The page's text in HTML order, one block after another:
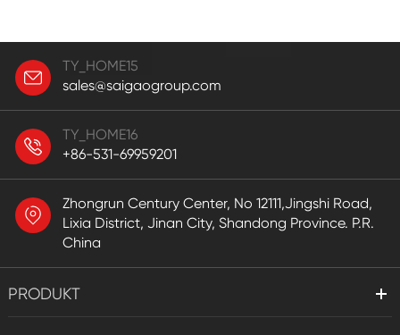
TY_HOME15
sales@saigaogroup.com
TY_HOME16
+86-531-69959201
Zhongrun Century Center, No 12111,Jingshi Road,
Lixia District, Jinan City, Shandong Province. P.R.
China
PRODUKT